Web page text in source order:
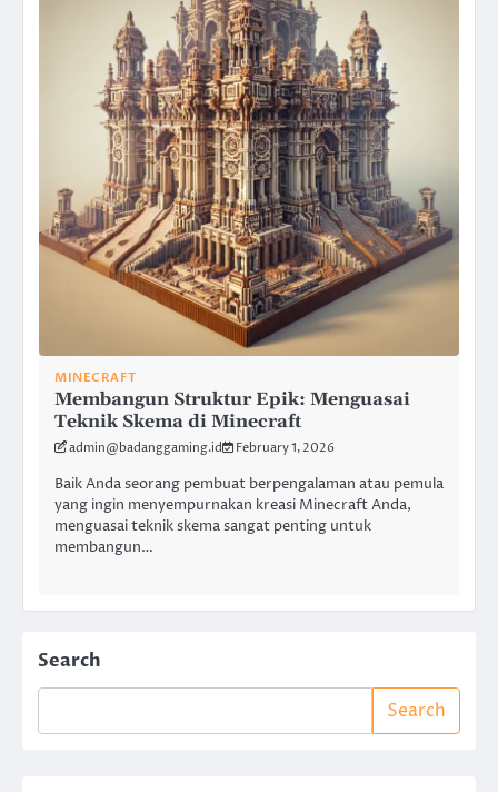
MINECRAFT
Membangun Struktur Epik: Menguasai
Teknik Skema di Minecraft
admin@badanggaming.id February 1, 2026
Baik Anda seorang pembuat berpengalaman atau pemula
yang ingin menyempurnakan kreasi Minecraft Anda,
menguasai teknik skema sangat penting untuk
membangun…
Search
Search